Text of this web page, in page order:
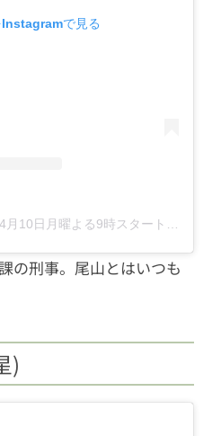
Instagramで見る
の刑事。尾山とはいつも
)